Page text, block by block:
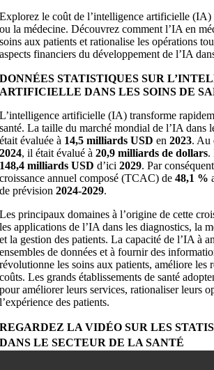
Explorez le coût de l’intelligence artificielle (IA)
ou la médecine. Découvrez comment l’IA en
soins aux patients et rationalise les opérations
aspects financiers du développement de l’IA
DONNÉES STATISTIQUES SUR
ARTIFICIELLE DANS LES SOINS DE
L’intelligence artificielle (IA) transforme
santé. La taille du marché mondial de l’IA dans
était évaluée à 14,5 milliards USD en2023. Au
2024, il était évalué à20,9 milliards de dollars.
148,4 milliards USD d’ici2029. Par
croissance annuel composé (TCAC) de48,1 %
de prévision2024-2029.
Les principaux domaines à l’origine de cette
les applications de l’IA dans les diagnostics, la
et la gestion des patients. La capacité de l’IA à
ensembles de données et à fournir des
révolutionne les soins aux patients, améliore les
coûts. Les grands établissements de santé
pour améliorer leurs services, rationaliser leurs
l’expérience des patients.
REGARDEZ LA VIDÉO SUR LES
DANS LE SECTEUR DE LA SANTÉ